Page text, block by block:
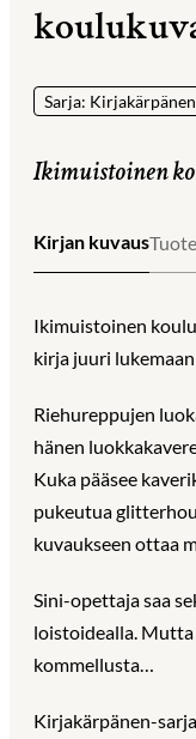
Sarja: Kirjakärpänen
Ikimuistoinen
Kirjan kuvaus
Ikimuistoinen
kirja juuri
Riehureppujen
hänen
Kuka pääsee
pukeutua
kuvaukseen ottaa
Sini-opettaja saa
loistoidealla.
kommellusta…
Kirjakärpänen-